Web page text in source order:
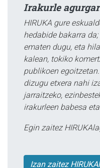
Irakurle
HIRUKA gure
hedabide bakarra
ematen dugu, eta
kalean, tokiko
publikoen
dizugu etxera nahi
jarraitzeko,
irakurleen babesa
Egin zaitez
Izan zaitez